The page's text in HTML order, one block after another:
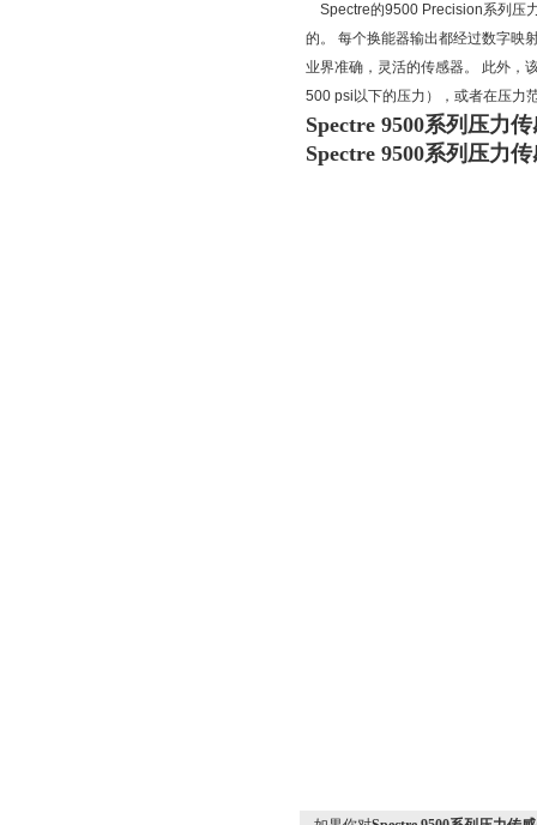
Spectre的9500 Precision系列压
的。 每个换能器输出都经过数字映
业界准确，灵活的传感器。 此外，
500 psi 以下的压力），或者在压力
Spectre 9500系列压力
Spectre 9500系列压力